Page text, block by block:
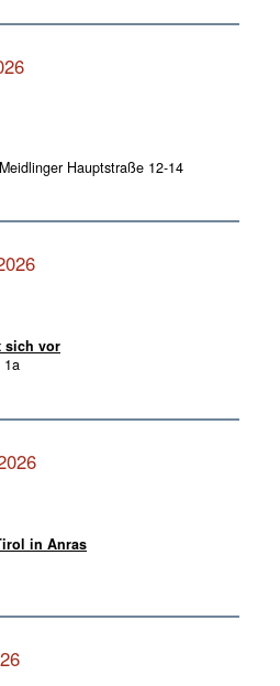
Hauptstraße 12-14
sich vor
1a
in Anras